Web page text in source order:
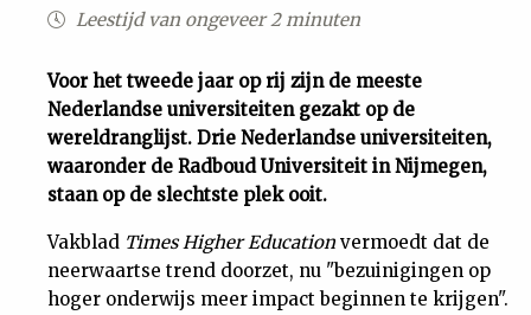
Uit
Feiten
Cijfers
Tuchtrecht
Leestijd van ongeveer 2 minuten
Voor het tweede jaar op rij zijn de meeste
Nederlandse universiteiten gezakt op de
wereldranglijst. Drie Nederlandse universiteiten,
waaronder de Radboud Universiteit in Nijmegen,
staan op de slechtste plek ooit.
Vakblad Times Higher Education vermoedt dat de
neerwaartse trend doorzet, nu "bezuinigingen op
hoger onderwijs meer impact beginnen te krijgen".